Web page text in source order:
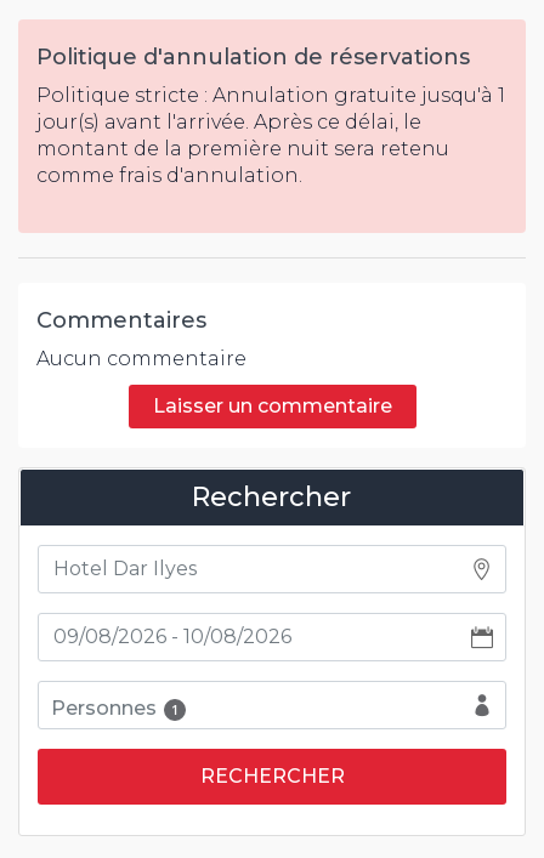
Politique d'annulation de réservations
Politique stricte : Annulation gratuite jusqu'à 1
jour(s) avant l'arrivée. Après ce délai, le
montant de la première nuit sera retenu
comme frais d'annulation.
Commentaires
Aucun commentaire
Laisser un commentaire
Rechercher
Personnes 1